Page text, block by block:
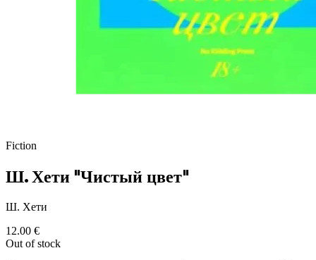
Fiction
Ш. Хети "Чистый цвет"
Ш. Хети
12.00 €
Out of stock